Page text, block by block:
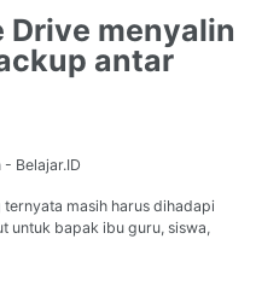
Drive menyalin
antar
Belajar.ID
masih harus dihadapi
untuk bapak ibu guru, siswa,